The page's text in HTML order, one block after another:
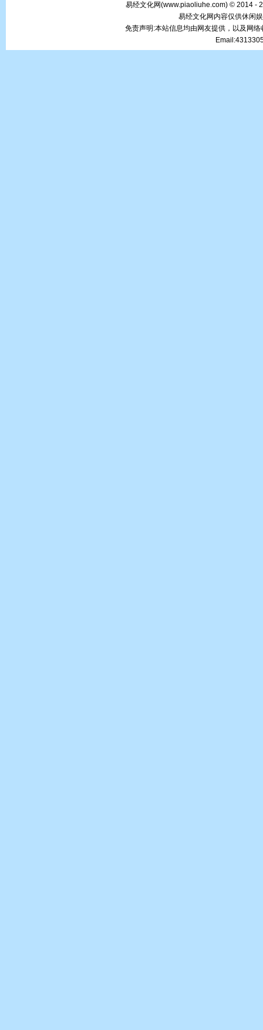
易经文化网(www.piaoliuhe.com) © 2014 -
易经文化网内容仅供休闲
免责声明:本站信息均由网友提供，以及网